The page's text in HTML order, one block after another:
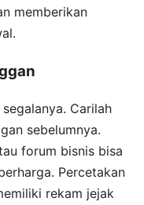
memberikan
Carilah
sebelumnya.
forum bisnis bisa
Percetakan
rekam jejak